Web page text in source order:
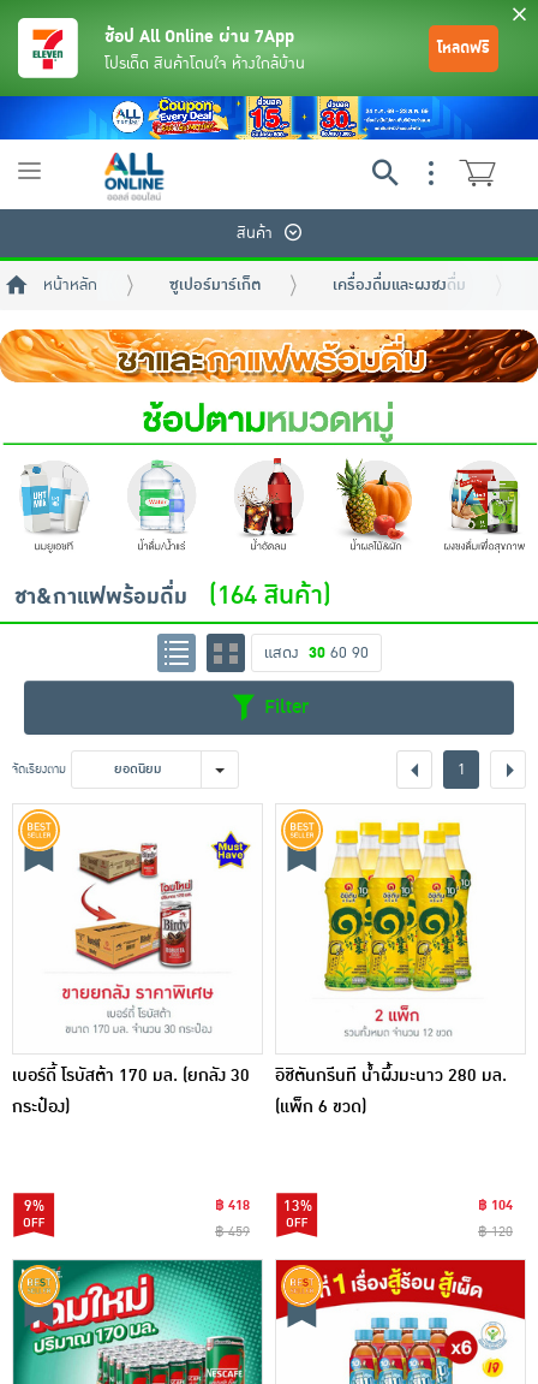
ย้อนกลับ
เครื่องดื่มและผงชงดื่ม
ขนมขบเคี้ยว และช็อคโกแลต
อาหารสด ผัก ผลไม้และเบเกอรี่
ย้อนกลับ
ย้อนกลับ
ย้อนกลับ
ย้อนกลับ
ย้อนกลับ
ย้อนกลับ
ย้อนกลับ
มือถือ
ย้อนกลับ
ย้อนกลับ
พระเครื่อง test pop
ย้อนกลับ
ช้อป All Online ผ่าน 7App
โปรเด็ด สินค้าโดนใจ ห้างใกล้บ้าน
โหลดฟรี
Toggle
สินค้า
หน้าหลัก ซูเปอร์มาร์เก็ต เครื่องดื่มและผงชงดื่ม
ชา&กาแฟพร้อมดื่ม (164 สินค้า)
แสดง 30 60 90
Filter
จัดเรียงตาม ยอดนิยม 1
เบอร์ดี้ โรบัสต้า 170 มล. (ยกลัง 30
กระป๋อง)
9%
฿ 418
฿ 459
อิชิตันกรีนที น้ำผึ้งมะนาว 280 มล.
(แพ็ก 6 ขวด)
13%
฿ 104
฿ 120